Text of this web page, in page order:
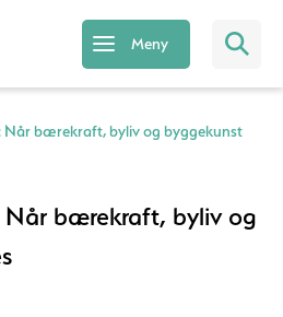
Meny
Når bærekraft, byliv og byggekunst
Når bærekraft, byliv og